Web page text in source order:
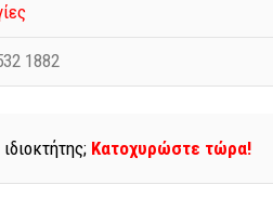
1882
Κατοχυρώστε τώρα!